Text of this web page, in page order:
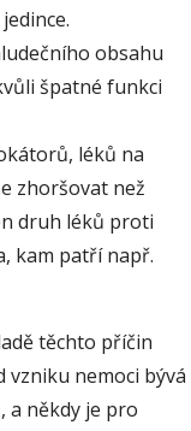
obsahu
špatné funkci
léků na
zhoršovat než
druh léků proti
kam patří např.
těchto příčin
vzniku nemoci bývá
a někdy je pro